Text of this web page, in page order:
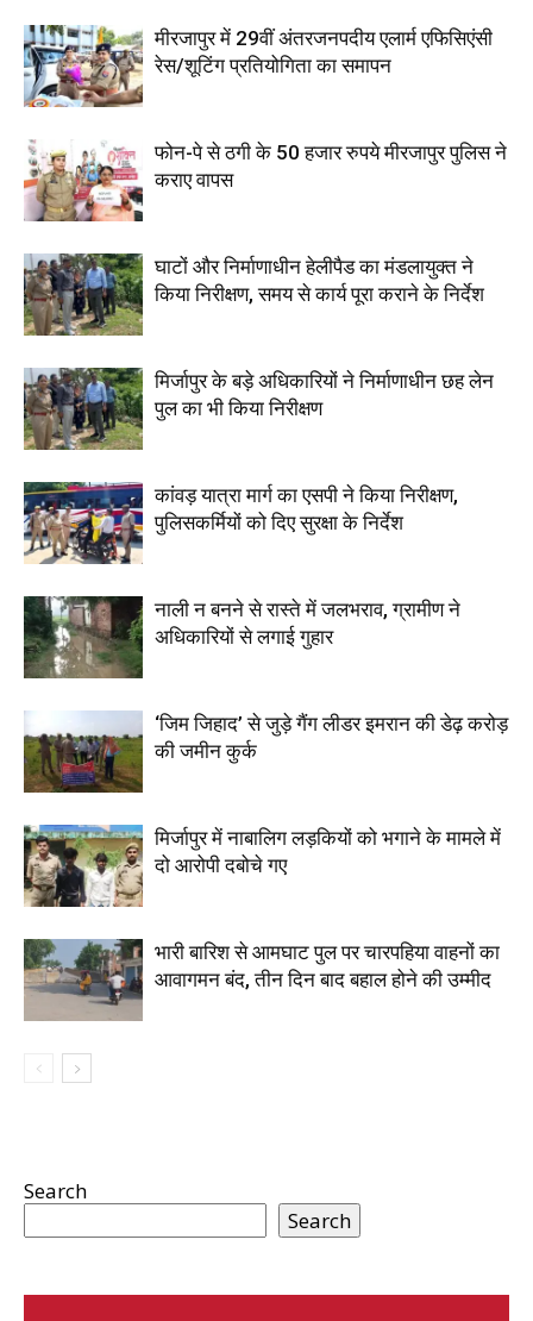
मीरजापुर में 29वीं अंतरजनपदीय एलार्म एफिसिएंसी
रेस/शूटिंग प्रतियोगिता का समापन
फोन-पे से ठगी के 50 हजार रुपये मीरजापुर पुलिस ने
कराए वापस
घाटों और निर्माणाधीन हेलीपैड का मंडलायुक्त ने
किया निरीक्षण, समय से कार्य पूरा कराने के निर्देश
मिर्जापुर के बड़े अधिकारियों ने निर्माणाधीन छह लेन
पुल का भी किया निरीक्षण
कांवड़ यात्रा मार्ग का एसपी ने किया निरीक्षण,
पुलिसकर्मियों को दिए सुरक्षा के निर्देश
नाली न बनने से रास्ते में जलभराव, ग्रामीण ने
अधिकारियों से लगाई गुहार
‘जिम जिहाद’ से जुड़े गैंग लीडर इमरान की डेढ़ करोड़
की जमीन कुर्क
मिर्जापुर में नाबालिग लड़कियों को भगाने के मामले में
दो आरोपी दबोचे गए
भारी बारिश से आमघाट पुल पर चारपहिया वाहनों का
आवागमन बंद, तीन दिन बाद बहाल होने की उम्मीद
Search
Search